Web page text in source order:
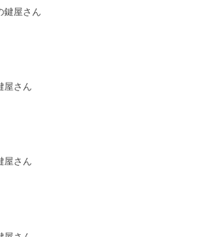
鍵屋さん
屋さん
屋さん